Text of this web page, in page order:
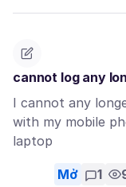
cannot log any
I cannot any
with my mobile
laptop
Mở 1